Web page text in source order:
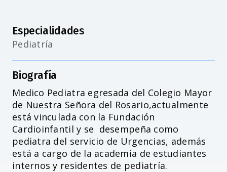
Especialidades
Pediatría
Biografía
Medico Pediatra egresada del Colegio Mayor
de Nuestra Señora del Rosario,actualmente
está vinculada con la Fundación
Cardioinfantil y se desempeña como
pediatra del servicio de Urgencias, además
está a cargo de la academia de estudiantes
internos y residentes de pediatría.